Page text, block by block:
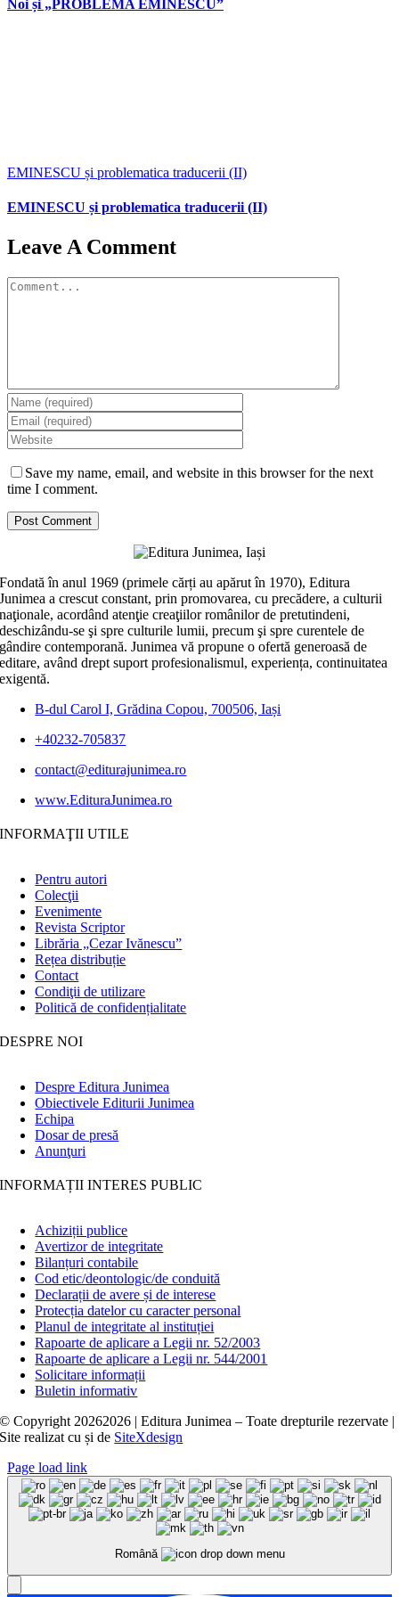
Noi și „PROBLEMA EMINESCU”
EMINESCU și problematica traducerii (II)
EMINESCU și problematica traducerii (II)
Leave A Comment
Comment
Save my name, email, and website in this browser for the next
time I comment.
Fondată în anul 1969 (primele cărți au apărut în 1970), Editura
Junimea a crescut constant, prin promovarea, cu precădere, a culturii
naţionale, acordând atenţie creaţiilor românilor de pretutindeni,
deschizându-se şi spre culturile lumii, precum şi spre curentele de
gândire contemporană. Junimea vă propune o ofertă generoasă de
editare, având drept suport profesionalismul, experiența, continuitatea
exigentă.
B-dul Carol I, Grădina Copou, 700506, Iași
+40232-705837
contact@editurajunimea.ro
www.EdituraJunimea.ro
INFORMAŢII UTILE
Pentru autori
Colecţii
Evenimente
Revista Scriptor
Librăria „Cezar Ivănescu”
Rețea distribuție
Contact
Condiţii de utilizare
Politică de confidențialitate
DESPRE NOI
Despre Editura Junimea
Obiectivele Editurii Junimea
Echipa
Dosar de presă
Anunţuri
INFORMAȚII INTERES PUBLIC
Achiziții publice
Avertizor de integritate
Bilanțuri contabile
Cod etic/deontologic/de conduită
Declarații de avere și de interese
Protecția datelor cu caracter personal
Planul de integritate al instituției
Rapoarte de aplicare a Legii nr. 52/2003
Rapoarte de aplicare a Legii nr. 544/2001
Solicitare informații
Buletin informativ
© Copyright 20262026 | Editura Junimea – Toate drepturile rezervate |
Site realizat cușide SiteXdesign
Page load link
Română